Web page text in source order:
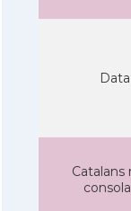
Catalans